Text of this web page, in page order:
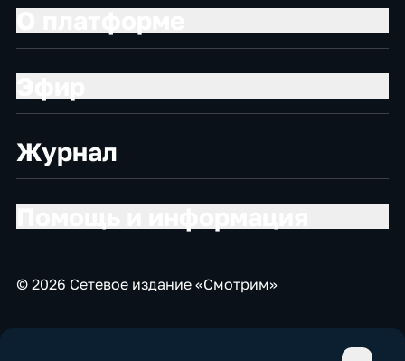
Журнал
© 2026 Сетевое издание «Смотрим»